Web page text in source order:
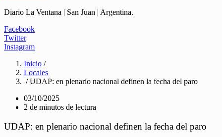
Diario La Ventana | San Juan | Argentina.
Facebook
Twitter
Instagram
Inicio /
Locales
/ UDAP: en plenario nacional definen la fecha del paro
03/10/2025
2 de minutos de lectura
UDAP: en plenario nacional definen la fecha del paro